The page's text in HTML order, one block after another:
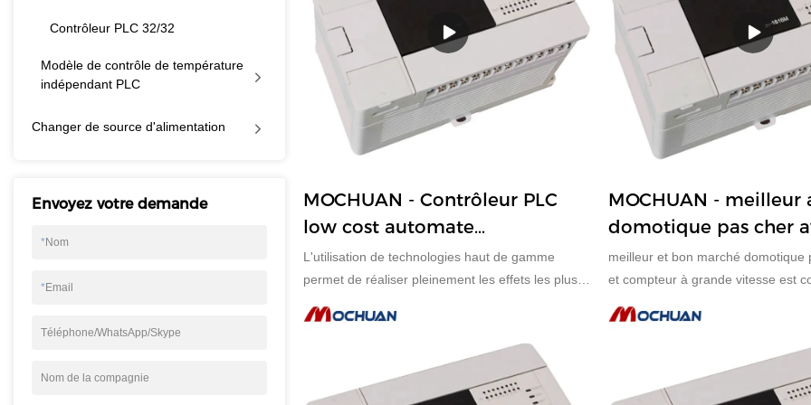
Contrôleur PLC 32/32
Modèle de contrôle de température
indépendant PLC
Changer de source d'alimentation
Envoyez votre demande
*Nom
*Email
Téléphone/WhatsApp/Skype
Nom de la compagnie
MOCHUAN - Contrôleur PLC
low cost automate
programmable pour
équipements électriques 28/28
L'utilisation de technologies haut de gamme
permet de réaliser pleinement les effets les plus
du contrôleur PLC à faible coût pour les
équipements électriques. Il a une large gamme
d'applications et est désormais adapté aux
champs.
MOCHUAN - meilleur
domotique pas cher
et compteur rapide
meilleur et bon marché domotique
et compteur à grande vitesse est
Combinant toutes les grandes
ces matériaux, MOCHUAN est
l'usage. C'est une combinaison
les perfections et est destiné à